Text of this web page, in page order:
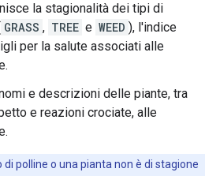
la stagionalità dei tipi di
GRASS , TREE e WEED ), l'indice
per la salute associati alle
e descrizioni delle piante, tra
e reazioni crociate, alle
di polline o una pianta non è di stagione